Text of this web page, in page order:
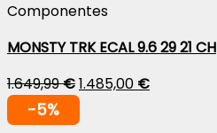
Componentes
MONSTY TRK ECAL 9.6 29 21 CH
1.649,99€1.485,00 €
-5%